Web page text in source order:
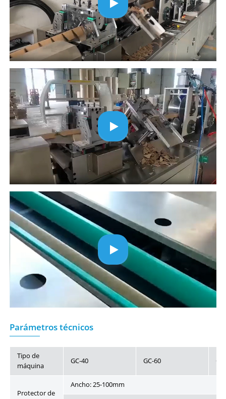
Parámetros técnicos
Tipo de
máquina
GC-40 GC-60
Protector de
Ancho: 25-100mm